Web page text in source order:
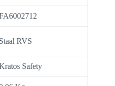
Staal RVS
Safety